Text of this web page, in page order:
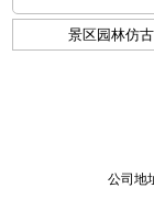
景区园林仿
公司地